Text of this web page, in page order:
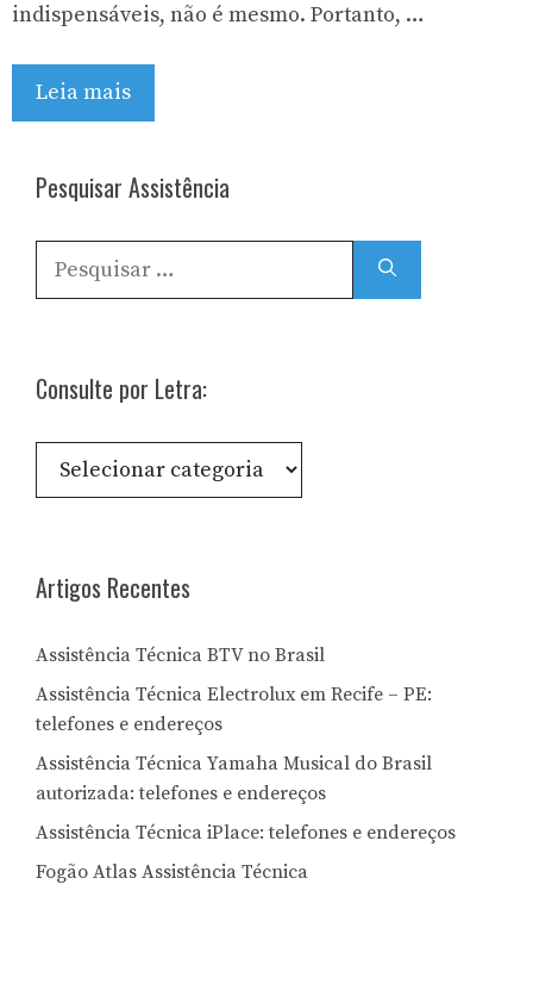
indispensáveis, não é mesmo. Portanto, …
Leia mais
Pesquisar Assistência
Pesquisar
por:
Consulte por Letra:
Consulte
Artigos Recentes
Assistência Técnica BTV no Brasil
Assistência Técnica Electrolux em Recife – PE:
telefones e endereços
Assistência Técnica Yamaha Musical do Brasil
autorizada: telefones e endereços
Assistência Técnica iPlace: telefones e endereços
Fogão Atlas Assistência Técnica